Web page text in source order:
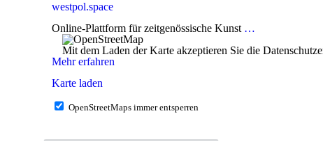
westpol.space
Online-Plattform für zeitgenössische Kunst …
Mit dem Laden der Karte akzeptieren Sie die
Mehr erfahren
Karte laden
OpenStreetMaps immer entsperren